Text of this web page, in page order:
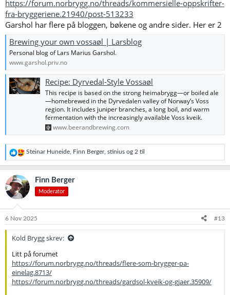
https://forum.norbrygg.no/threads/kommersielle-oppskrifter-
fra-bryggeriene.21940/post-513233
Garshol har flere på bloggen, bøkene og andre sider. Her er 2
Brewing your own vossaøl | Larsblog
Personal blog of Lars Marius Garshol.
www.garshol.priv.no
Recipe: Dyrvedal-Style Vossaøl
This recipe is based on the strong heimabrygg—or boiled ale
—homebrewed in the Dyrvedalen valley of Norway’s Voss
region. It includes juniper branches, a long boil, and warm
fermentation with the increasingly available Voss kveik.
www.beerandbrewing.com
R
e
a
s
j
n
e
Steinar Huneide Finn Berger, stinius og 2 til
Finn Berger
Moderator
6 Nov 2025 #13
Kold Brygg skrev:
Litt på forumet
https://forum.norbrygg.no/threads/flere-som-brygger-pa-
einelag.8713/
https://forum.norbrygg.no/threads/gardsol-kveik-og-gjaer.35909/